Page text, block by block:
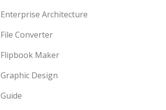
Enterprise Architecture
File Converter
Flipbook Maker
Graphic Design
Guide